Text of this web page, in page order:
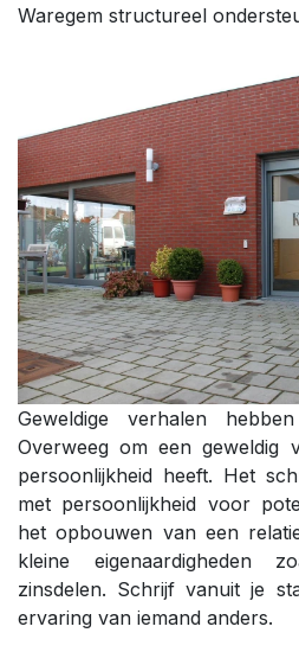
Waregem structureel
Geweldige verhalen
Overweeg om een geweldig
persoonlijkheid heeft. Het
met persoonlijkheid voor
het opbouwen van een
kleine eigenaardigheden
zinsdelen. Schrijf vanuit je
ervaring van iemand anders.